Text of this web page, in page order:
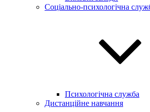
Соціально-психологічна
Психологічна служба
Дистанційне навчання